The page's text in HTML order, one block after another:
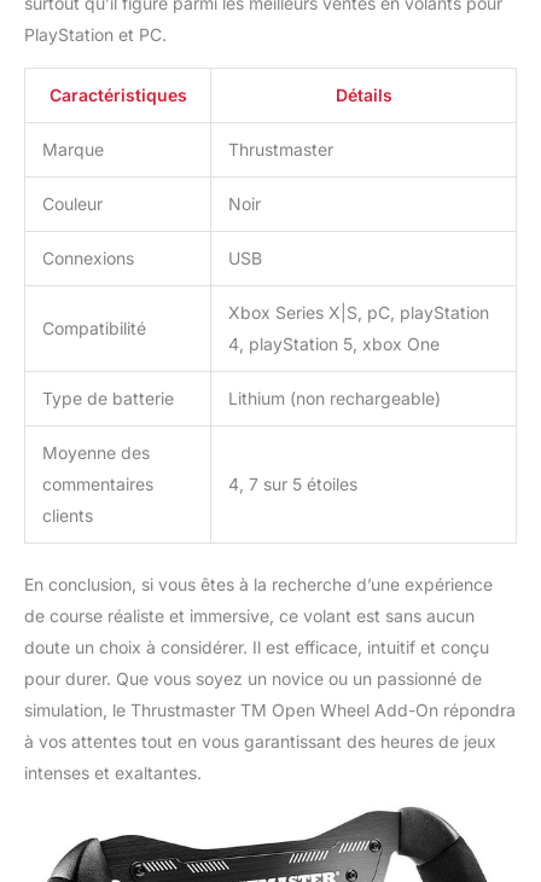
PlayStation et PC.
Caractéristiques Détails
Marque Thrustmaster
Couleur Noir
Connexions USB
Compatibilité
Xbox Series X|S, pC, playStation
4, playStation 5, xbox One
Type de batterie Lithium (non rechargeable)
Moyenne des
commentaires
clients
4, 7 sur 5 étoiles
En conclusion, si vous êtes à la recherche d’une expérience
de course réaliste et immersive, ce volant est sans aucun
doute un choix à considérer. Il est efficace, intuitif et conçu
pour durer. Que vous soyez un novice ou un passionné de
simulation, le Thrustmaster TM Open Wheel Add-On répondra
à vos attentes tout en vous garantissant des heures de jeux
intenses et exaltantes.